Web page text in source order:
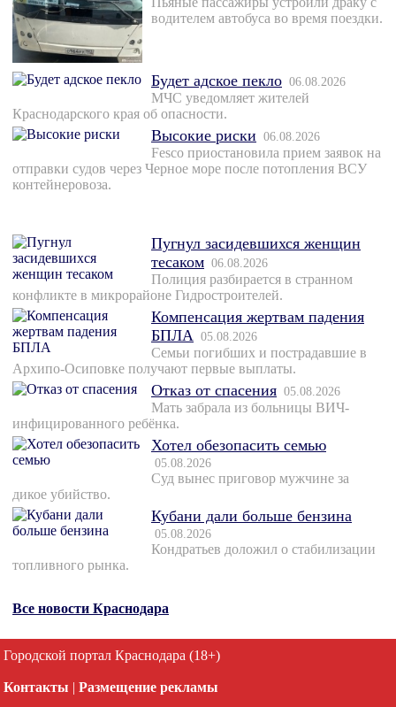
водителем автобуса во время поездки.
Будет адское пекло 06.08.2026
МЧС уведомляет жителей
Краснодарского края об опасности.
Высокие риски 06.08.2026
Fesco приостановила прием заявок на
отправки судов через Черное море после потопления ВСУ
контейнеровоза.
Пугнул засидевшихся женщин
тесаком 06.08.2026
Полиция разбирается в странном
конфликте в микрорайоне Гидростроителей.
Компенсация жертвам падения
БПЛА 05.08.2026
Семьи погибших и пострадавшие в
Архипо-Осиповке получают первые выплаты.
Отказ от спасения 05.08.2026
Мать забрала из больницы ВИЧ-
инфицированного ребёнка.
Хотел обезопасить семью
05.08.2026
Суд вынес приговор мужчине за
дикое убийство.
Кубани дали больше бензина
05.08.2026
Кондратьев доложил о стабилизации
топливного рынка.
Все новости Краснодара
Городской портал Краснодара (18+)
Контакты | Размещение рекламы